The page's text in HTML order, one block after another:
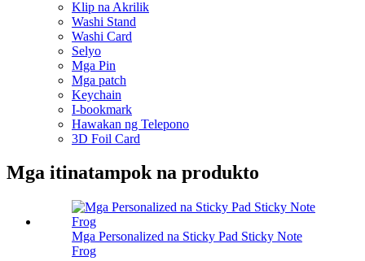
Klip na Akrilik
Washi Stand
Washi Card
Selyo
Mga Pin
Mga patch
Keychain
I-bookmark
Hawakan ng Telepono
3D Foil Card
Mga itinatampok na produkto
Mga Personalized na Sticky Pad Sticky Note
Frog